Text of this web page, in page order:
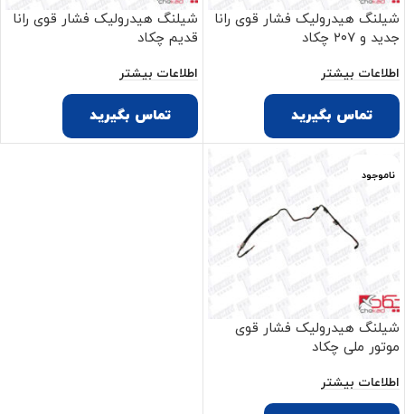
شیلنگ هیدرولیک فشار قوی رانا
جدید و ۲۰۷ چکاد
اطلاعات بیشتر
تماس بگیرید
شیلنگ هیدرولیک فشار قوی رانا
قدیم چکاد
اطلاعات بیشتر
تماس بگیرید
شیلنگ هیدرولیک فشار قوی
موتور ملی چکاد
اطلاعات بیشتر